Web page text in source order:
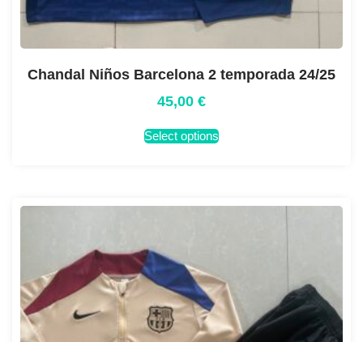
Chandal Niños Barcelona 2 temporada 24/25
45,00 €
Select options